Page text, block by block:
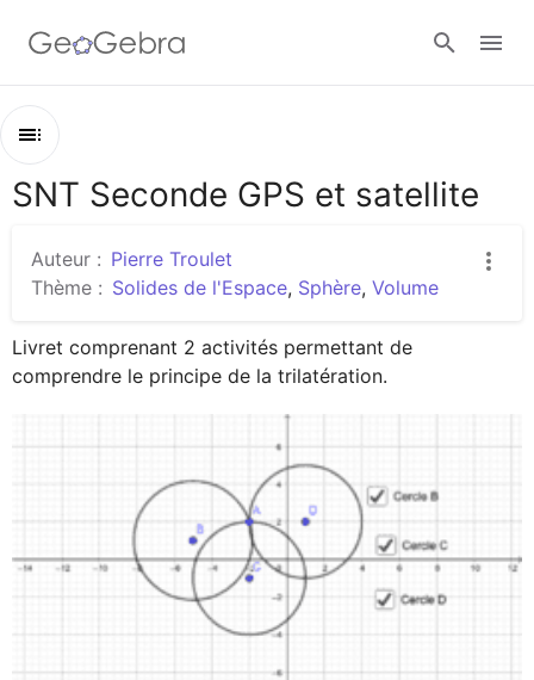
Google Classroom
Se connecter
Contenu
Trilatération dans un plan
SNT Seconde GPS et satellite
Auteur : Pierre Troulet
Thème : Solides de l'Espace, Sphère, Volume
Livret comprenant 2 activités permettant de
comprendre le principe de la trilatération.